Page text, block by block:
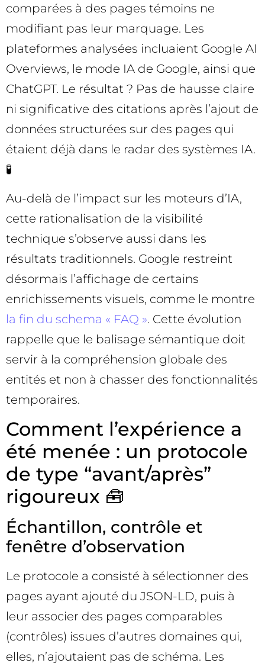
comparées à des pages témoins ne
modifiant pas leur marquage. Les
plateformes analysées incluaient Google AI
Overviews, le mode IA de Google, ainsi que
ChatGPT. Le résultat ? Pas de hausse claire
ni significative des citations après l’ajout de
données structurées sur des pages qui
étaient déjà dans le radar des systèmes IA.
🧪
Au-delà de l’impact sur les moteurs d’IA,
cette rationalisation de la visibilité
technique s’observe aussi dans les
résultats traditionnels. Google restreint
désormais l’affichage de certains
enrichissements visuels, comme le montre
la fin du schema « FAQ ». Cette évolution
rappelle que le balisage sémantique doit
servir à la compréhension globale des
entités et non à chasser des fonctionnalités
temporaires.
Comment l’expérience a
été menée : un protocole
de type “avant/après”
rigoureux 🧰
Échantillon, contrôle et
fenêtre d’observation
Le protocole a consisté à sélectionner des
pages ayant ajouté du JSON-LD, puis à
leur associer des pages comparables
(contrôles) issues d’autres domaines qui,
elles, n’ajoutaient pas de schéma. Les